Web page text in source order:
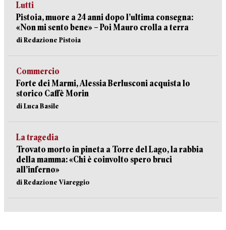
Lutti
Pistoia, muore a 24 anni dopo l’ultima consegna:
«Non mi sento bene» – Poi Mauro crolla a terra
di Redazione Pistoia
Commercio
Forte dei Marmi, Alessia Berlusconi acquista lo
storico Caffè Morin
di Luca Basile
La tragedia
Trovato morto in pineta a Torre del Lago, la rabbia
della mamma: «Chi è coinvolto spero bruci
all’inferno»
di Redazione Viareggio